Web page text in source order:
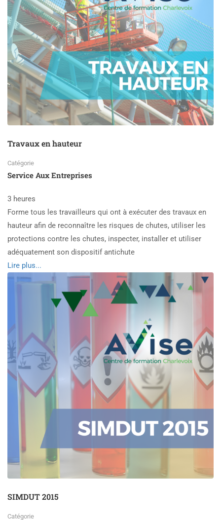
télescopique
Travaux en hauteur
Catégorie
Service Aux Entreprises
3 heures
Forme tous les travailleurs qui ont à exécuter des travaux en
hauteur afin de reconnaître les risques de chutes, utiliser les
protections contre les chutes, inspecter, installer et utiliser
adéquatement son dispositif antichute
Read
more
hauteur
Lire plus...
SIMDUT 2015
Catégorie